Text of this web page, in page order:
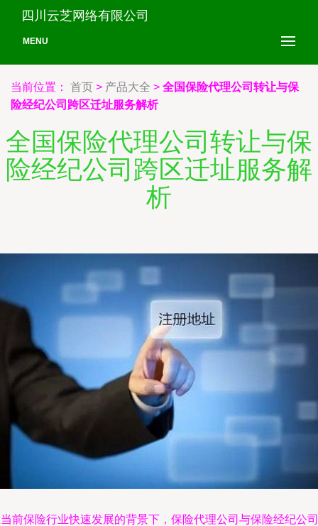
四川云芝网络有限公司
MENU
当前位置： 首页 > 产品大全 > 全国保险代理公司转让与保
险经纪公司跨区迁址服务解析
全国保险代理公司转让与保
险经纪公司跨区迁址服务解
析
前保险行业快速发展的背景下，保险代理公司与保险经纪公司